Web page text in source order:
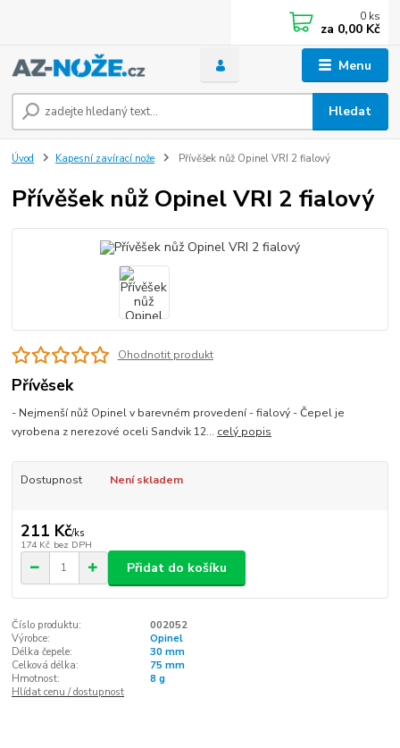
Menu
Hledat
0 ks
za 0,00 Kč
Úvod Kapesní zavírací nože Přívěšek nůž Opinel VRI 2 fialový
Přívěšek nůž Opinel VRI 2 fialový
Ohodnotit produkt
Přívěsek
- Nejmenší nůž Opinel v barevném provedení - fialový - Čepel je
vyrobena z nerezové oceli Sandvik 12... celý popis
Dostupnost Není skladem
211 Kč/ks
174 Kč bez DPH
Přidat do košíku
Číslo produktu:
002052
Výrobce:
Opinel
Délka čepele:
30 mm
Celková délka:
75 mm
Hmotnost:
8 g
Hlídat cenu / dostupnost